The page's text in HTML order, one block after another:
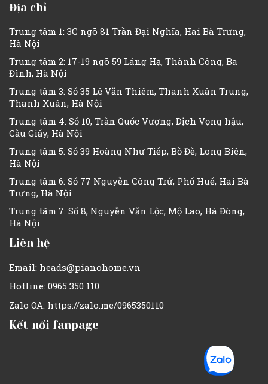
Địa chỉ
Trung tâm 1: 3C ngõ 81 Trần Đại Nghĩa, Hai Bà Trưng,
Hà Nội
Trung tâm 2: 17-19 ngõ 59 Láng Hạ, Thành Công, Ba
Đình, Hà Nội
Trung tâm 3: Số 35 Lê Văn Thiêm, Thanh Xuân Trung,
Thanh Xuân, Hà Nội
Trung tâm 4: Số 10, Trần Quốc Vượng, Dịch Vọng hậu,
Cầu Giấy, Hà Nội
Trung tâm 5: Số 39 Hoàng Như Tiếp, Bồ Đề, Long Biên,
Hà Nội
Trung tâm 6: Số 77 Nguyễn Công Trứ, Phố Huế, Hai Bà
Trưng, Hà Nội
Trung tâm 7: Số 8, Nguyễn Văn Lộc, Mộ Lao, Hà Đông,
Hà Nội
Liên hệ
Email: heads@pianohome.vn
Hotline: 0965 350 110
Zalo OA: https://zalo.me/0965350110
Kết nối fanpage